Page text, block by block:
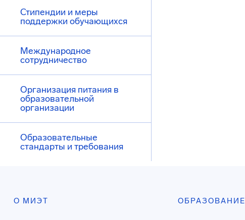
Стипендии и меры
поддержки обучающихся
Международное
сотрудничество
Организация питания в
образовательной
организации
Образовательные
стандарты и требования
О МИЭТ ОБРАЗОВАНИЕ